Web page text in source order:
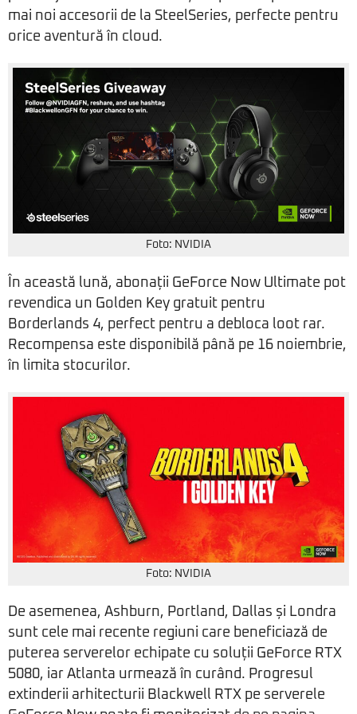
mai noi accesorii de la SteelSeries, perfecte pentru
orice aventură în cloud.
Foto: NVIDIA
În această lună, abonații GeForce Now Ultimate pot
revendica un Golden Key gratuit pentru
Borderlands 4, perfect pentru a debloca loot rar.
Recompensa este disponibilă până pe 16 noiembrie,
în limita stocurilor.
Foto: NVIDIA
De asemenea, Ashburn, Portland, Dallas și Londra
sunt cele mai recente regiuni care beneficiază de
puterea serverelor echipate cu soluții GeForce RTX
5080, iar Atlanta urmează în curând. Progresul
extinderii arhitecturii Blackwell RTX pe serverele